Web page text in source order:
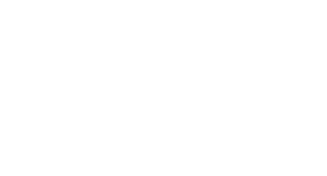
de transição entre sete e nove anos para o pagamento escalonado
12 meses depois da aprovação da lei.
produtores
serviço, válido para manutenção e
de aumento para a micro e minigeradora de energia renovável.
de cobertura da